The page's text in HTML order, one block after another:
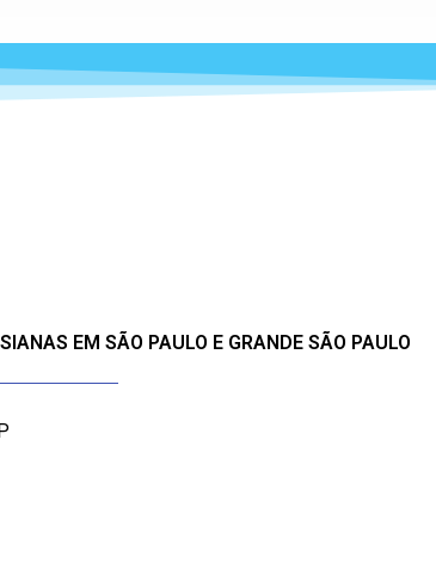
EM SÃO PAULO E GRANDE SÃO PAULO